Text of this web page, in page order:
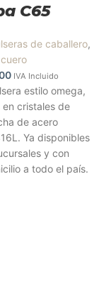
C65
de caballero,
IVA Incluido
estilo omega,
cristales de
de acero
Ya disponibles
y con
a todo el país.